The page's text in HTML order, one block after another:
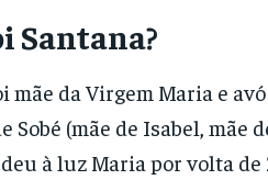
Santana?
mãe da Virgem Maria e
Sobé (mãe de Isabel, mãe
à luz Maria por volta de